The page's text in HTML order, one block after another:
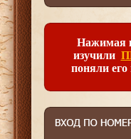
Нажимая
изучили
поняли его